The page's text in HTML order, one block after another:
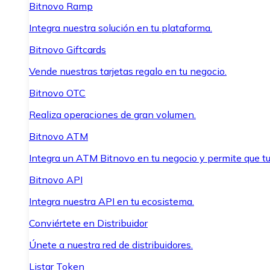
Bitnovo Ramp
Integra nuestra solución en tu plataforma.
Bitnovo Giftcards
Vende nuestras tarjetas regalo en tu negocio.
Bitnovo OTC
Realiza operaciones de gran volumen.
Bitnovo ATM
Integra un ATM Bitnovo en tu negocio y permite que
Bitnovo API
Integra nuestra API en tu ecosistema.
Conviértete en Distribuidor
Únete a nuestra red de distribuidores.
Listar Token